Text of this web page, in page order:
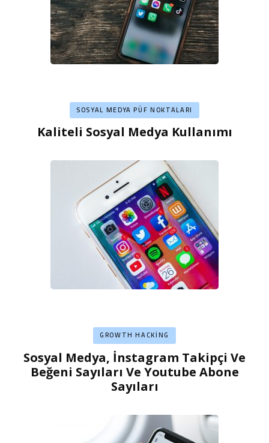
SOSYAL MEDYA PÜF NOKTALARI
Kaliteli Sosyal Medya Kullanımı
GROWTH HACKING
Sosyal Medya, İnstagram Takipçi Ve
Beğeni Sayıları Ve Youtube Abone
Sayıları